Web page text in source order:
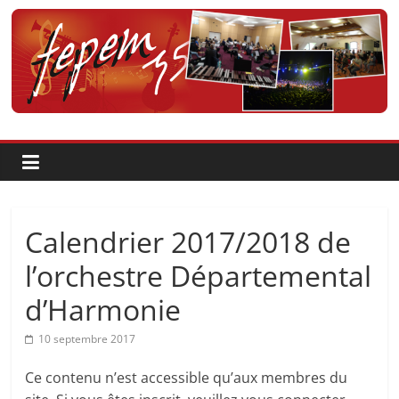
Passer
contenu
Fédération
pour
la
Pratique
et
l'Enseignement
Artistique
Calendrier 2017/2018 de
l’orchestre Départemental
d’Harmonie
10 septembre 2017
Ce contenu n’est accessible qu’aux membres du